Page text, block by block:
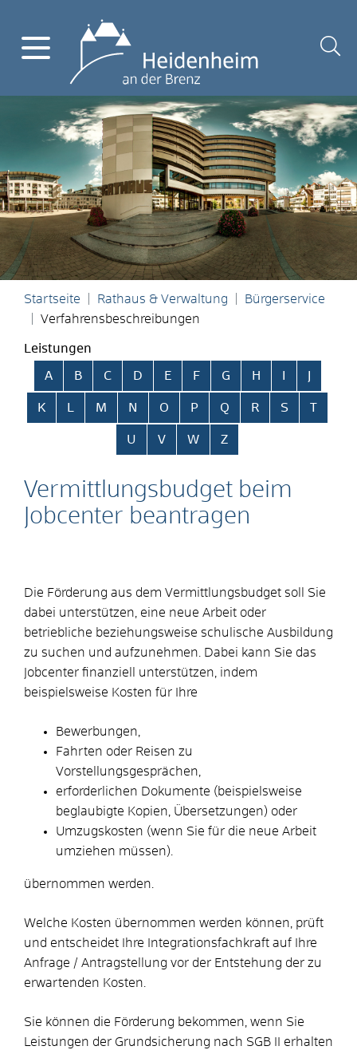
Startseite Rathaus & Verwaltung
Bürgerservice
Verfahrensbeschreibungen
Leistungen
Alphabetisches Register überspringen
A B C D E F G H
K L M N O P Q R S T
U V W Z
Vermittlungsbudget beim
Jobcenter beantragen
Die Förderung aus dem Vermittlungsbudget soll Sie
dabei unterstützen, eine neue Arbeit oder
betriebliche beziehungsweise schulische Ausbildung
zu suchen und aufzunehmen. Dabei kann Sie das
Jobcenter finanziell unterstützen, indem
beispielsweise Kosten für Ihre
Bewerbungen,
Fahrten oder Reisen zu
Vorstellungsgesprächen,
erforderlichen Dokumente (beispielsweise
beglaubigte Kopien, Übersetzungen) oder
Umzugskosten (wenn Sie für die neue Arbeit
umziehen müssen).
übernommen werden.
Welche Kosten übernommen werden können, prüft
und entscheidet Ihre Integrationsfachkraft auf Ihre
Anfrage / Antragstellung vor der Entstehung der zu
erwartenden Kosten.
Sie können die Förderung bekommen, wenn Sie
Leistungen der Grundsicherung nach SGB II erhalten